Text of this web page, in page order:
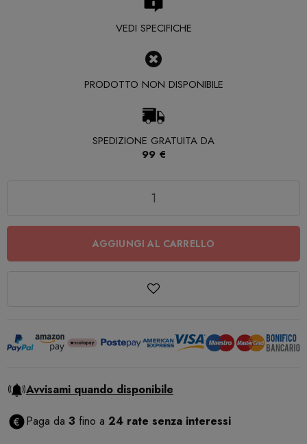
VEDI SPECIFICHE
PRODOTTO NON DISPONIBILE
SPEDIZIONE GRATUITA DA
99 €
AGGIUNGI AL CARRELLO
Avvisami quando disponibile
Paga da 3 fino a 24 rate senza interessi